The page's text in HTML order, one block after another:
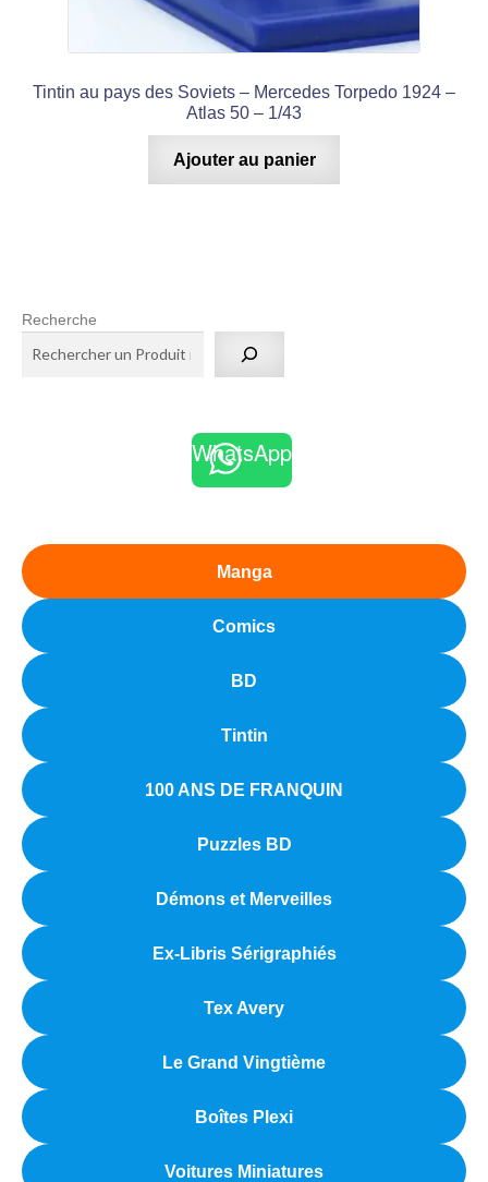
Tintin au pays des Soviets – Mercedes Torpedo 1924 –
Atlas 50 – 1/43
Ajouter au panier
Recherche
WhatsApp
Manga
Comics
BD
Tintin
100 ANS DE FRANQUIN
Puzzles BD
Démons et Merveilles
Ex-Libris Sérigraphiés
Tex Avery
Le Grand Vingtième
Boîtes Plexi
Voitures Miniatures